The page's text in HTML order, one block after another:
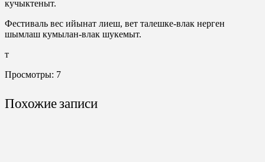
кучыктеныт.
Фестиваль вес ийынат лиеш, вет талешке-влак нерген
шымлаш кумылан-влак шукемыт.
т
Просмотры: 7
Похожие записи